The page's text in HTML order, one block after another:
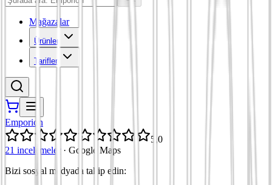
Mağazalar
Ürünler
Tarifler
Emporion
5,0
21 incelemeler
· Google Maps
Bizi sosyal medyada takip edin: